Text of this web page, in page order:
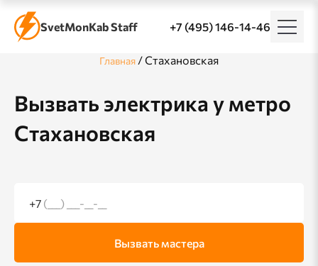
SvetMonKab Staff +7 (495) 146-14-46
Главная /Стахановская
Вызвать электрика у метро
Стахановская
+7 (___) ___-__-__
Вызвать мастера